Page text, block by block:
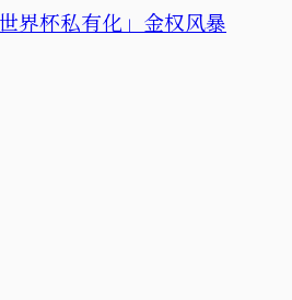
界杯私有化」金权风暴